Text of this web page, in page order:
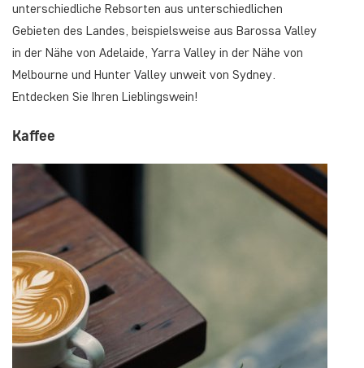
unterschiedliche Rebsorten aus unterschiedlichen
Gebieten des Landes, beispielsweise aus Barossa Valley
in der Nähe von Adelaide, Yarra Valley in der Nähe von
Melbourne und Hunter Valley unweit von Sydney.
Entdecken Sie Ihren Lieblingswein!
Kaffee